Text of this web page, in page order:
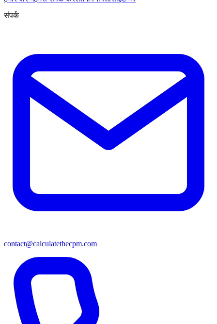
संपर्क
contact@calculatethecpm.com